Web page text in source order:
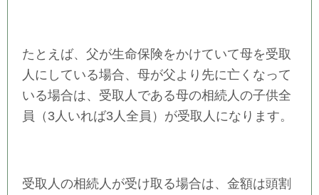
たとえば、父が生命保険をかけていて母を受取
人にしている場合、母が父より先に亡くなって
いる場合は、受取人である母の相続人の子供全
員（3人いれば3人全員）が受取人になります。
受取人の相続人が受け取る場合は、金額は頭割